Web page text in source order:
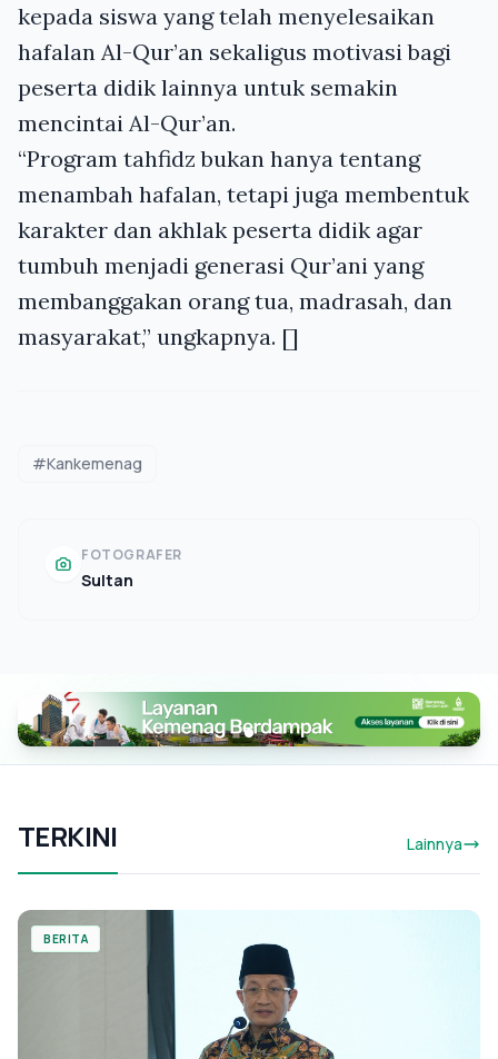
kepada siswa yang telah menyelesaikan
hafalan Al-Qur’an sekaligus motivasi bagi
peserta didik lainnya untuk semakin
mencintai Al-Qur’an.
“Program tahfidz bukan hanya tentang
menambah hafalan, tetapi juga membentuk
karakter dan akhlak peserta didik agar
tumbuh menjadi generasi Qur’ani yang
membanggakan orang tua, madrasah, dan
masyarakat,” ungkapnya. []
#Kankemenag
FOTOGRAFER
Sultan
TERKINI Lainnya
BERITA